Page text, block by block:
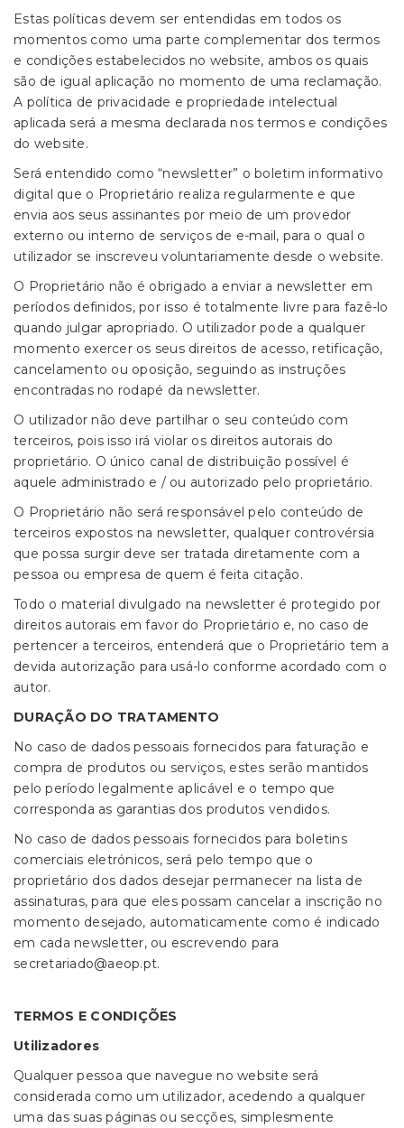
Estas políticas devem ser entendidas em todos os
momentos como uma parte complementar dos termos
e condições estabelecidos no website, ambos os quais
são de igual aplicação no momento de uma reclamação.
A política de privacidade e propriedade intelectual
aplicada será a mesma declarada nos termos e condições
do website.
Será entendido como “newsletter” o boletim informativo
digital que o Proprietário realiza regularmente e que
envia aos seus assinantes por meio de um provedor
externo ou interno de serviços de e-mail, para o qual o
utilizador se inscreveu voluntariamente desde o website.
O Proprietário não é obrigado a enviar a newsletter em
períodos definidos, por isso é totalmente livre para fazê-lo
quando julgar apropriado. O utilizador pode a qualquer
momento exercer os seus direitos de acesso, retificação,
cancelamento ou oposição, seguindo as instruções
encontradas no rodapé da newsletter.
O utilizador não deve partilhar o seu conteúdo com
terceiros, pois isso irá violar os direitos autorais do
proprietário. O único canal de distribuição possível é
aquele administrado e / ou autorizado pelo proprietário.
O Proprietário não será responsável pelo conteúdo de
terceiros expostos na newsletter, qualquer controvérsia
que possa surgir deve ser tratada diretamente com a
pessoa ou empresa de quem é feita citação.
Todo o material divulgado na newsletter é protegido por
direitos autorais em favor do Proprietário e, no caso de
pertencer a terceiros, entenderá que o Proprietário tem a
devida autorização para usá-lo conforme acordado com o
autor.
DURAÇÃO DO TRATAMENTO
No caso de dados pessoais fornecidos para faturação e
compra de produtos ou serviços, estes serão mantidos
pelo período legalmente aplicável e o tempo que
corresponda as garantias dos produtos vendidos.
No caso de dados pessoais fornecidos para boletins
comerciais eletrónicos, será pelo tempo que o
proprietário dos dados desejar permanecer na lista de
assinaturas, para que eles possam cancelar a inscrição no
momento desejado, automaticamente como é indicado
em cada newsletter, ou escrevendo para
secretariado@aeop.pt.
TERMOS E CONDIÇÕES
Utilizadores
Qualquer pessoa que navegue no website será
considerada como um utilizador, acedendo a qualquer
uma das suas páginas ou secções, simplesmente